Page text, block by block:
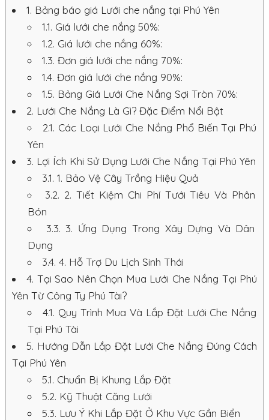
1. Bảng báo giá Lưới che nắng tại Phú Yên
1.1. Giá lưới che nắng 50%:
1.2. Giá lưới che nắng 60%:
1.3. Đơn giá lưới che nắng 70%:
1.4. Đơn giá lưới che nắng 90%:
1.5. Bảng Giá Lưới Che Nắng Sợi Tròn 70%:
2. Lưới Che Nắng Là Gì? Đặc Điểm Nổi Bật
2.1. Các Loại Lưới Che Nắng Phổ Biến Tại Phú
Yên
3. Lợi Ích Khi Sử Dụng Lưới Che Nắng Tại Phú Yên
3.1. 1. Bảo Vệ Cây Trồng Hiệu Quả
3.2. 2. Tiết Kiệm Chi Phí Tưới Tiêu Và Phân
Bón
3.3. 3. Ứng Dụng Trong Xây Dựng Và Dân
Dụng
3.4. 4. Hỗ Trợ Du Lịch Sinh Thái
4. Tại Sao Nên Chọn Mua Lưới Che Nắng Tại Phú
Yên Từ Công Ty Phú Tài?
4.1. Quy Trình Mua Và Lắp Đặt Lưới Che Nắng
Tại Phú Tài
5. Hướng Dẫn Lắp Đặt Lưới Che Nắng Đúng Cách
Tại Phú Yên
5.1. Chuẩn Bị Khung Lắp Đặt
5.2. Kỹ Thuật Căng Lưới
5.3. Lưu Ý Khi Lắp Đặt Ở Khu Vực Gần Biển